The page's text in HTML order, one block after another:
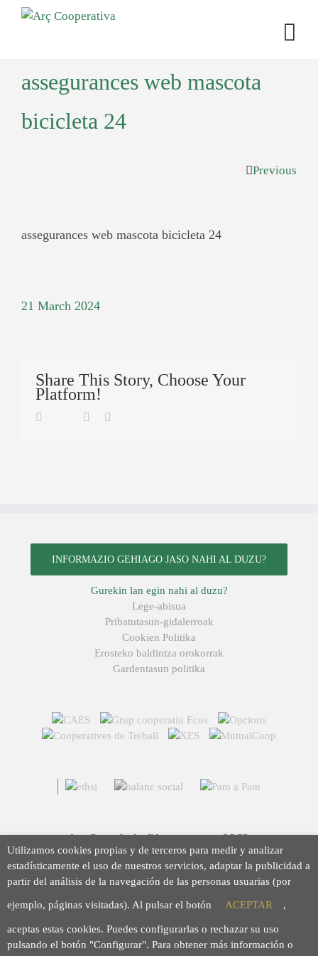
assegurances web mascota
bicicleta 24
Previous
assegurances web mascota bicicleta 24
21 March 2024
Share This Story, Choose Your
Platform!
Facebook
TwitterLinkedin
INFORMAZIO GEHIAGO JASO NAHI AL DUZU?
Gurekin lan egin nahi al duzu?
Lege-abisua
Pribatutasun-gidalerroak
Cookien Politika
Erosteko baldintza orokorrak
Gardentasun politika
Arç Corredoria d'Assegurances, SCCL
Casp 43, 08010 Barcelona
93 423 46 02
info@arc.coop
Utilizamos cookies propias y de terceros para medir y analizar
estadísticamente el uso de nuestros servicios, adaptar la publicidad a
partir del análisis de la navegación de las personas usuarias (por
ejemplo, páginas visitadas). Al pulsar el botón ACEPTAR ,
aceptas estas cookies. Puedes configurarlas o rechazar su uso
pulsando el botón "Configurar". Para obtener más información o